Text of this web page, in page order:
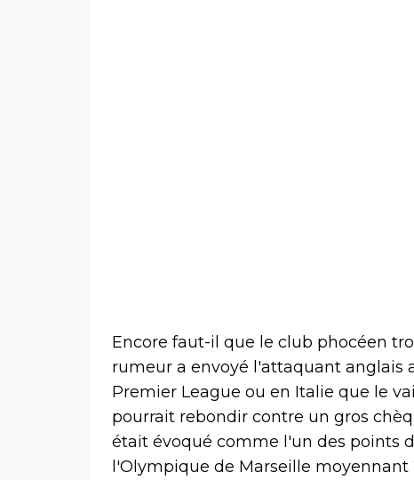
Encore faut-il que le club phocéen
rumeur a envoyé l'attaquant anglais
Premier League ou en Italie que le
pourrait rebondir contre un gros
était évoqué comme l'un des points
l'Olympique de Marseille